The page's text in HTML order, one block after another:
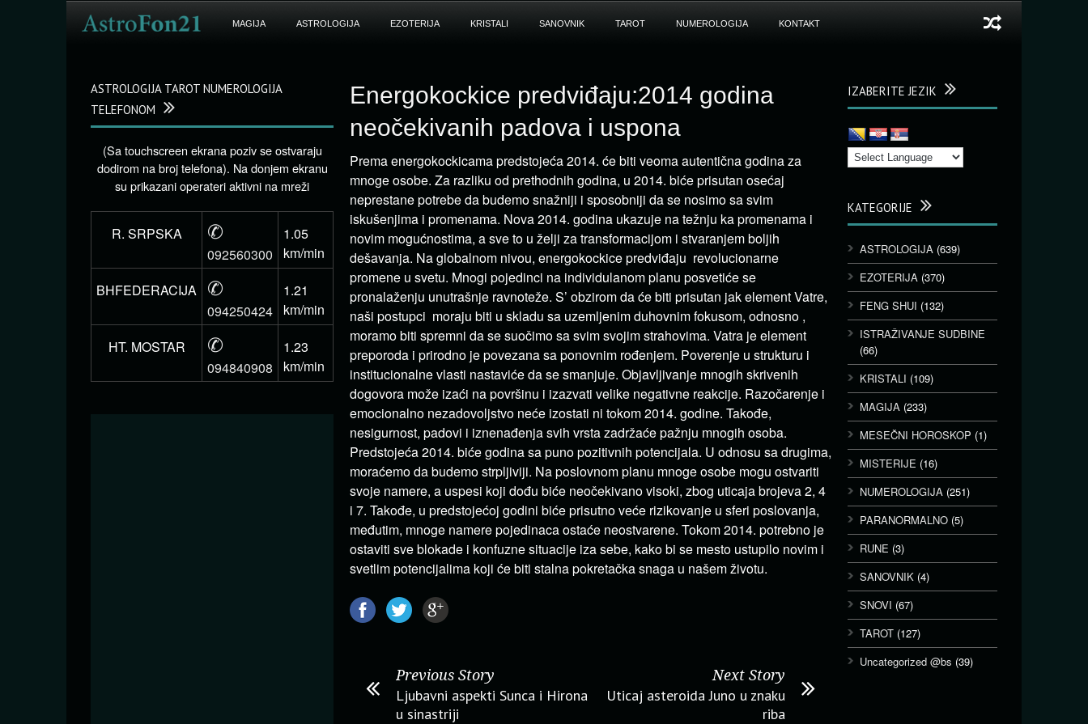
MAGIJA ASTROLOGIJA EZOTERIJA KRISTALI SANOVNIK TAROT NUMEROLOGIJA KONTAKT
Energokockice predviđaju:2014 godina
neočekivanih padova i uspona
Prema energokockicama predstojeća 2014. će biti veoma autentična godina za
mnoge osobe. Za razliku od prethodnih godina, u 2014. biće prisutan osećaj
neprestane potrebe da budemo snažniji i sposobniji da se nosimo sa svim
iskušenjima i promenama. Nova 2014. godina ukazuje na težnju ka promenama i
novim mogućnostima, a sve to u želji za transformacijom i stvaranjem boljih
dešavanja. Na globalnom nivou, energokockice predviđaju revolucionarne
promene u svetu. Mnogi pojedinci na individulanom planu posvetiće se
pronalaženju unutrašnje ravnoteže. S’ obzirom da će biti prisutan jak element Vatre,
naši postupci moraju biti u skladu sa uzemljenim duhovnim fokusom, odnosno ,
moramo biti spremni da se suočimo sa svim svojim strahovima. Vatra je element
preporoda i prirodno je povezana sa ponovnim rođenjem. Poverenje u strukturu i
institucionalne vlasti nastaviće da se smanjuje. Objavljivanje mnogih skrivenih
dogovora može izaći na površinu i izazvati velike negativne reakcije. Razočarenje i
emocionalno nezadovoljstvo neće izostati ni tokom 2014. godine. Takođe,
nesigurnost, padovi i iznenađenja svih vrsta zadržaće pažnju mnogih osoba.
Predstojeća 2014. biće godina sa puno pozitivnih potencijala. U odnosu sa drugima,
moraćemo da budemo strpljiviji. Na poslovnom planu mnoge osobe mogu ostvariti
svoje namere, a uspesi koji dođu biće neočekivano visoki, zbog uticaja brojeva 2, 4
i 7. Takođe, u predstojećoj godini biće prisutno veće rizikovanje u sferi poslovanja,
međutim, mnoge namere pojedinaca ostaće neostvarene. Tokom 2014. potrebno je
ostaviti sve blokade i konfuzne situacije iza sebe, kako bi se mesto ustupilo novim i
svetlim potencijalima koji će biti stalna pokretačka snaga u našem životu.
Previous Story
Ljubavni aspekti Sunca i Hirona
u sinastriji
Next Story
Uticaj asteroida Juno u znaku
riba
IZABERITE JEZIK
KATEGORIJE
ASTROLOGIJA (639)
EZOTERIJA (370)
FENG SHUI (132)
ISTRAŽIVANJE SUDBINE
(66)
KRISTALI (109)
MAGIJA (233)
MESEČNI HOROSKOP (1)
MISTERIJE (16)
NUMEROLOGIJA (251)
PARANORMALNO (5)
RUNE (3)
SANOVNIK (4)
SNOVI (67)
TAROT (127)
Uncategorized @bs (39)
ASTROLOGIJA TAROT NUMEROLOGIJA
TELEFONOM
(Sa touchscreen ekrana poziv se ostvaraju
dodirom na broj telefona). Na donjem ekranu
su prikazani operateri aktivni na mreži
R. SRPSKA ✆
092560300
1.05
km/min
BHFEDERACIJA
✆
094250424
1.21
km/min
HT. MOSTAR
✆
094840908
1.23
km/min